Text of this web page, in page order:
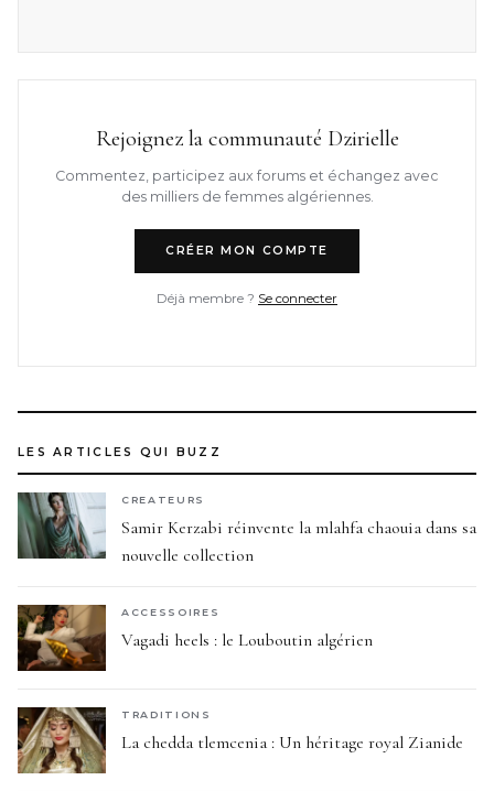
Rejoignez la communauté Dzirielle
Commentez, participez aux forums et échangez avec
des milliers de femmes algériennes.
CRÉER MON COMPTE
Déjà membre ? Se connecter
LES ARTICLES QUI BUZZ
CREATEURS
Samir Kerzabi réinvente la mlahfa chaouia dans sa
nouvelle collection
ACCESSOIRES
Vagadi heels : le Louboutin algérien
TRADITIONS
La chedda tlemcenia : Un héritage royal Zianide